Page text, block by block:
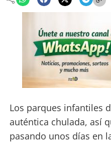
Los parques infantiles
auténtica chulada, así
pasando unos días en